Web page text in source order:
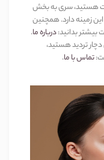
هستید، سری به بخش
زمینه دارد. همچنین
بیشتر بدانید:درباره ما.
تردید هستید،
:تماس با ما.